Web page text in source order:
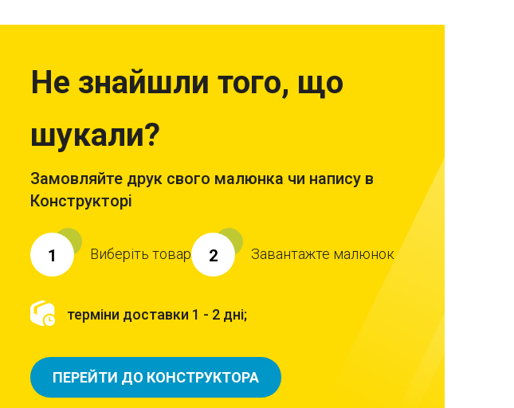
Не знайшли того, що
шукали?
Замовляйте друк свого малюнка чи напису в
Конструкторі
1 Виберіть товар 2 Завантажте малюнок
терміни доставки 1 - 2 дні;
ПЕРЕЙТИ ДО КОНСТРУКТОРА